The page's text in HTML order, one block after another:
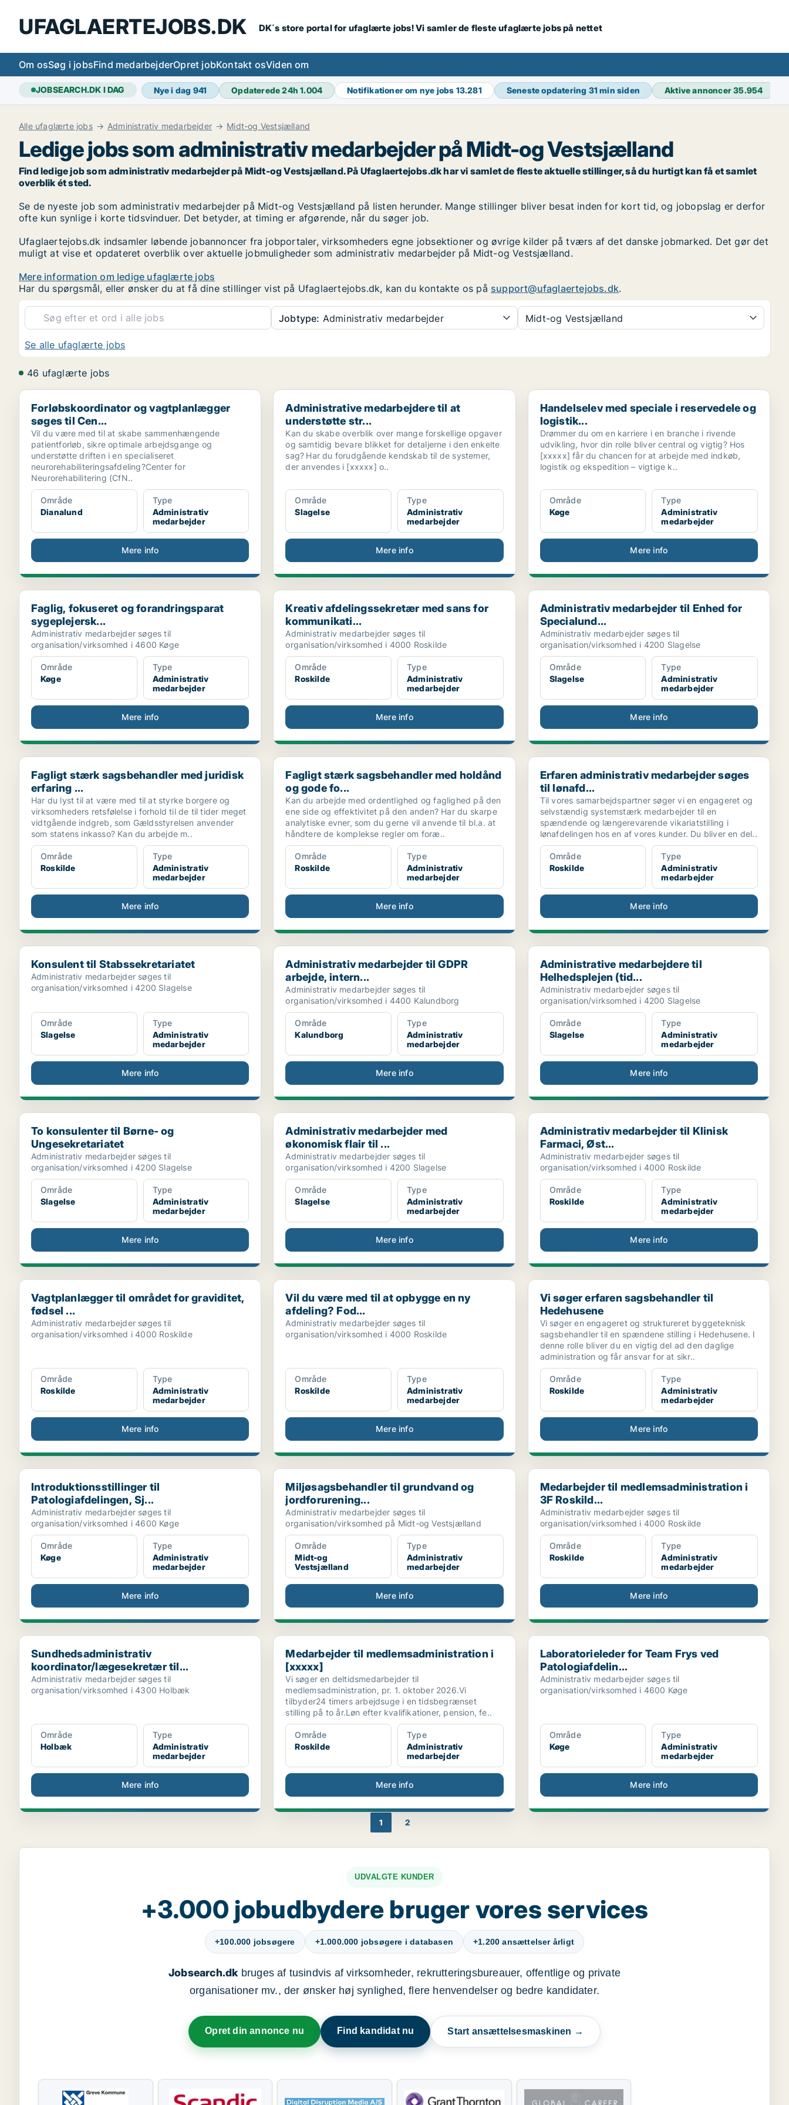
UFAGLAERTEJOBS.DK DK´s store portal for ufaglærte jobs! Vi samler de fleste ufaglærte jobs på nettet
Om osSøg i jobsFind medarbejderOpret jobKontakt osViden om
JOBSEARCH.DK I DAG Nye i dag 941 Opdaterede 24h1.004 Notifikationer om nye jobs 13.281 Seneste opdatering 31 min siden Aktive annoncer35.954
Alle ufaglærte jobs Administrativ medarbejder Midt-og Vestsjælland
Ledige jobs som administrativ medarbejder på Midt-og Vestsjælland
Find ledige job som administrativ medarbejder på Midt-og Vestsjælland. På Ufaglaertejobs.dk har vi samlet de fleste aktuelle stillinger, så du hurtigt kan få et samlet
overblik ét sted.
Se de nyeste job som administrativ medarbejder på Midt-og Vestsjælland på listen herunder. Mange stillinger bliver besat inden for kort tid, og jobopslag er derfor
ofte kun synlige i korte tidsvinduer. Det betyder, at timing er afgørende, når du søger job.
Ufaglaertejobs.dk indsamler løbende jobannoncer fra jobportaler, virksomheders egne jobsektioner og øvrige kilder på tværs af det danske jobmarked. Det gør det
muligt at vise et opdateret overblik over aktuelle jobmuligheder som administrativ medarbejder på Midt-og Vestsjælland.
Mere information om ledige ufaglærte jobs
Har du spørgsmål, eller ønsker du at få dine stillinger vist på Ufaglaertejobs.dk, kan du kontakte os på support@ufaglaertejobs.dk.
Jobtype: Administrativ medarbejder Midt-og Vestsjælland
Se alle ufaglærte jobs
46 ufaglærte jobs
Forløbskoordinator og vagtplanlægger søges til Cen...
Forløbskoordinator og vagtplanlægger
søges til Cen...
Vil du være med til at skabe sammenhængende
patientforløb, sikre optimale arbejdsgange og
understøtte driften i en specialiseret
neurorehabiliteringsafdeling?Center for
Neurorehabilitering (CfN..
Område
Dianalund
Type
Administrativ
medarbejder
Mere info
Administrative medarbejdere til at understøtte str...
Administrative medarbejdere til at
understøtte str...
Kan du skabe overblik over mange forskellige opgaver
og samtidig bevare blikket for detaljerne i den enkelte
sag? Har du forudgående kendskab til de systemer,
der anvendes i [xxxxx] o..
Område
Slagelse
Type
Administrativ
medarbejder
Mere info
Handelselev med speciale i reservedele og logistik...
Handelselev med speciale i reservedele og
logistik...
Drømmer du om en karriere i en branche i rivende
udvikling, hvor din rolle bliver central og vigtig? Hos
[xxxxx] får du chancen for at arbejde med indkøb,
logistik og ekspedition – vigtige k..
Område
Køge
Type
Administrativ
medarbejder
Mere info
Faglig, fokuseret og forandringsparat sygeplejersk...
Faglig, fokuseret og forandringsparat
sygeplejersk...
Administrativ medarbejder søges til
organisation/virksomhed i 4600 Køge
Område
Køge
Type
Administrativ
medarbejder
Mere info
Kreativ afdelingssekretær med sans for kommunikati...
Kreativ afdelingssekretær med sans for
kommunikati...
Administrativ medarbejder søges til
organisation/virksomhed i 4000 Roskilde
Område
Roskilde
Type
Administrativ
medarbejder
Mere info
Administrativ medarbejder til Enhed for Specialund...
Administrativ medarbejder til Enhed for
Specialund...
Administrativ medarbejder søges til
organisation/virksomhed i 4200 Slagelse
Område
Slagelse
Type
Administrativ
medarbejder
Mere info
Fagligt stærk sagsbehandler med juridisk erfaring ...
Fagligt stærk sagsbehandler med juridisk
erfaring ...
Har du lyst til at være med til at styrke borgere og
virksomheders retsfølelse i forhold til de til tider meget
vidtgående indgreb, som Gældsstyrelsen anvender
som statens inkasso? Kan du arbejde m..
Område
Roskilde
Type
Administrativ
medarbejder
Mere info
Fagligt stærk sagsbehandler med holdånd og gode fo...
Fagligt stærk sagsbehandler med holdånd
og gode fo...
Kan du arbejde med ordentlighed og faglighed på den
ene side og effektivitet på den anden? Har du skarpe
analytiske evner, som du gerne vil anvende til bl.a. at
håndtere de komplekse regler om foræ..
Område
Roskilde
Type
Administrativ
medarbejder
Mere info
Erfaren administrativ medarbejder søges til lønafd...
Erfaren administrativ medarbejder søges
til lønafd...
Til vores samarbejdspartner søger vi en engageret og
selvstændig systemstærk medarbejder til en
spændende og længerevarende vikariatstilling i
lønafdelingen hos en af vores kunder. Du bliver en del..
Område
Roskilde
Type
Administrativ
medarbejder
Mere info
Konsulent til Stabssekretariatet
Konsulent til Stabssekretariatet
Administrativ medarbejder søges til
organisation/virksomhed i 4200 Slagelse
Område
Slagelse
Type
Administrativ
medarbejder
Mere info
Administrativ medarbejder til GDPR arbejde, intern...
Administrativ medarbejder til GDPR
arbejde, intern...
Administrativ medarbejder søges til
organisation/virksomhed i 4400 Kalundborg
Område
Kalundborg
Type
Administrativ
medarbejder
Mere info
Administrative medarbejdere til Helhedsplejen (tid...
Administrative medarbejdere til
Helhedsplejen (tid...
Administrativ medarbejder søges til
organisation/virksomhed i 4200 Slagelse
Område
Slagelse
Type
Administrativ
medarbejder
Mere info
To konsulenter til Børne- og Ungesekretariatet
To konsulenter til Børne- og
Ungesekretariatet
Administrativ medarbejder søges til
organisation/virksomhed i 4200 Slagelse
Område
Slagelse
Type
Administrativ
medarbejder
Mere info
Administrativ medarbejder med økonomisk flair til ...
Administrativ medarbejder med
økonomisk flair til ...
Administrativ medarbejder søges til
organisation/virksomhed i 4200 Slagelse
Område
Slagelse
Type
Administrativ
medarbejder
Mere info
Administrativ medarbejder til Klinisk Farmaci, Øst...
Administrativ medarbejder til Klinisk
Farmaci, Øst...
Administrativ medarbejder søges til
organisation/virksomhed i 4000 Roskilde
Område
Roskilde
Type
Administrativ
medarbejder
Mere info
Vagtplanlægger til området for graviditet, fødsel ...
Vagtplanlægger til området for graviditet,
fødsel ...
Administrativ medarbejder søges til
organisation/virksomhed i 4000 Roskilde
Område
Roskilde
Type
Administrativ
medarbejder
Mere info
Vil du være med til at opbygge en ny afdeling? Fod...
Vil du være med til at opbygge en ny
afdeling? Fod...
Administrativ medarbejder søges til
organisation/virksomhed i 4000 Roskilde
Område
Roskilde
Type
Administrativ
medarbejder
Mere info
Vi søger erfaren sagsbehandler til Hedehusene
Vi søger erfaren sagsbehandler til
Hedehusene
Vi søger en engageret og struktureret byggeteknisk
sagsbehandler til en spændene stilling i Hedehusene. I
denne rolle bliver du en vigtig del ad den daglige
administration og får ansvar for at sikr..
Område
Roskilde
Type
Administrativ
medarbejder
Mere info
Introduktionsstillinger til Patologiafdelingen, Sj...
Introduktionsstillinger til
Patologiafdelingen, Sj...
Administrativ medarbejder søges til
organisation/virksomhed i 4600 Køge
Område
Køge
Type
Administrativ
medarbejder
Mere info
Miljøsagsbehandler til grundvand og jordforurening...
Miljøsagsbehandler til grundvand og
jordforurening...
Administrativ medarbejder søges til
organisation/virksomhed på Midt-og Vestsjælland
Område
Midt-og
Vestsjælland
Type
Administrativ
medarbejder
Mere info
Medarbejder til medlemsadministration i 3F Roskild...
Medarbejder til medlemsadministration i
3F Roskild...
Administrativ medarbejder søges til
organisation/virksomhed i 4000 Roskilde
Område
Roskilde
Type
Administrativ
medarbejder
Mere info
Sundhedsadministrativ koordinator/lægesekretær til...
Sundhedsadministrativ
koordinator/lægesekretær til...
Administrativ medarbejder søges til
organisation/virksomhed i 4300 Holbæk
Område
Holbæk
Type
Administrativ
medarbejder
Mere info
Medarbejder til medlemsadministration i [xxxxx]
Medarbejder til medlemsadministration i
[xxxxx]
Vi søger en deltidsmedarbejder til
medlemsadministration, pr. 1. oktober 2026.Vi
tilbyder24 timers arbejdsuge i en tidsbegrænset
stilling på to år.Løn efter kvalifikationer, pension, fe..
Område
Roskilde
Type
Administrativ
medarbejder
Mere info
Laboratorieleder for Team Frys ved Patologiafdelin...
Laboratorieleder for Team Frys ved
Patologiafdelin...
Administrativ medarbejder søges til
organisation/virksomhed i 4600 Køge
Område
Køge
Type
Administrativ
medarbejder
Mere info
1 2
UDVALGTE KUNDER
+3.000 jobudbydere bruger vores services
+100.000 jobsøgere +1.000.000 jobsøgere i databasen +1.200 ansættelser årligt
Jobsearch.dkbruges af tusindvis af virksomheder, rekrutteringsbureauer, offentlige og private
organisationer mv., der ønsker høj synlighed, flere henvendelser og bedre kandidater.
Opret din annonce nu Find kandidat nu Start ansættelsesmaskinen →